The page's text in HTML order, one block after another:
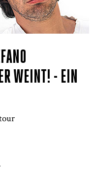
WEINT! - EIN